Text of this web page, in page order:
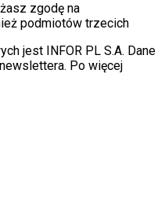
zgodę na
podmiotów trzecich
jest INFOR PL S.A. Dane
Po więcej